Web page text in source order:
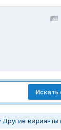
Искать
Другие варианты